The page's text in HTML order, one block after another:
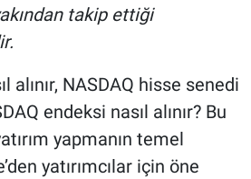
takip ettiği
alınır, NASDAQ hisse senedi
endeksi nasıl alınır? Bu
yapmanın temel
yatırımcılar için öne